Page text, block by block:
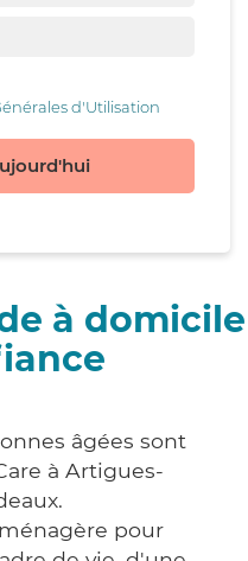
d'Utilisation
à domicile
âgées sont
à Artigues-
pour